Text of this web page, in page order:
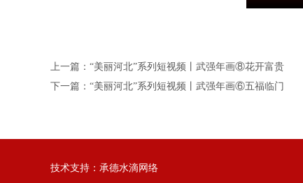
上一篇：“美丽河北”系列短视频丨武强年画⑧花开富贵
下一篇：“美丽河北”系列短视频丨武强年画⑥五福临门
技术支持： 承德水滴网络